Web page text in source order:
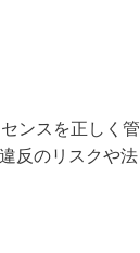
ンスを正しく管
反のリスクや法